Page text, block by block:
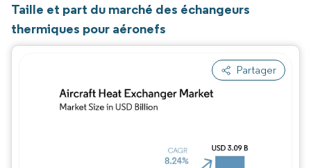
Taille et part du marché des échangeurs
thermiques pour aéronefs
Partager